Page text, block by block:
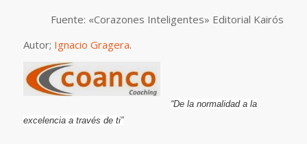
Fuente: «Corazones Inteligentes» Editorial Kairós
Autor; Ignacio Gragera.
“De la normalidad a la
excelencia a través de ti”